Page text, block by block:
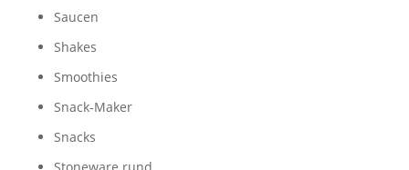
Saucen
Shakes
Smoothies
Snack-Maker
Snacks